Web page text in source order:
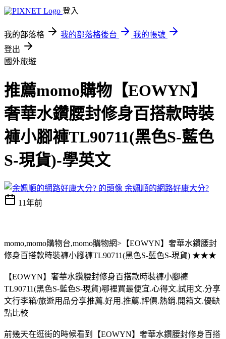
登入
我的部落格 我的部落格後台
我的帳號
登出
國外旅遊
推薦momo購物【EOWYN】
奢華水鑽腰封修身百搭款時裝
褲小腳褲TL90711(黑色S-藍色
S-現貨)-學英文
余姵順的網路好康大分?
11年前
momo,momo購物台,momo購物網>【EOWYN】奢華水鑽腰封
修身百搭款時裝褲小腳褲TL90711(黑色S-藍色S-現貨) ★★★
【EOWYN】奢華水鑽腰封修身百搭款時裝褲小腳褲
TL90711(黑色S-藍色S-現貨)哪裡買最便宜.心得文.試用文.分享
文行李箱/旅遊用品分享推薦.好用.推薦.評價.熱銷.開箱文.優缺
點比較
前幾天在逛街的時候看到【EOWYN】奢華水鑽腰封修身百搭